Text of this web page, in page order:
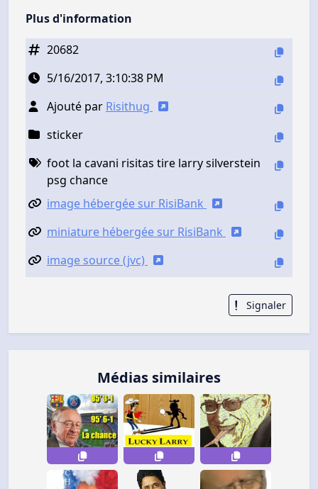
Plus d'information
20682
5/16/2017, 3:10:38 PM
Ajouté par Risithug
sticker
foot la cavani risitas tire larry silverstein
psg chance
image hébergée sur RisiBank
miniature hébergée sur RisiBank
image source (jvc)
Signaler
Médias similaires